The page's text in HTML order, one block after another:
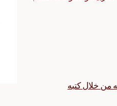
من خلال كتبه